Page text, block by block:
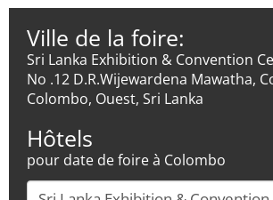
Ville de la foire:
Sri Lanka Exhibition & Convention
No .12 D.R.Wijewardena Mawatha,
Colombo, Ouest, Sri Lanka
Hôtels
pour date de foire à Colombo